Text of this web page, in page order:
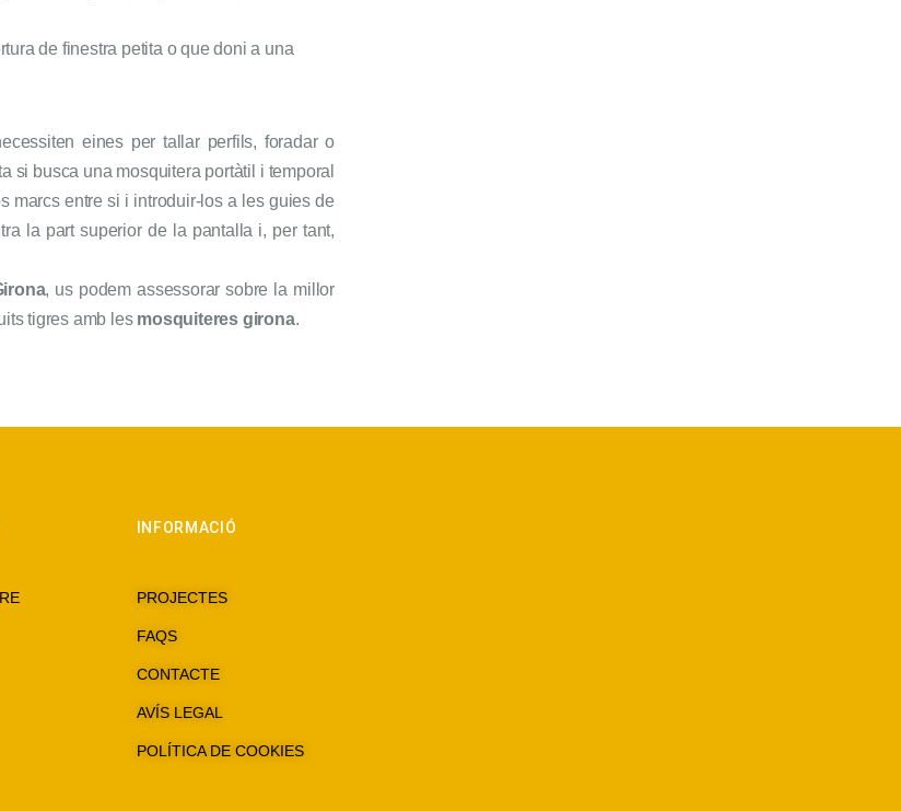
de finestra petita o que doni a una
eines per tallar perfils, foradar o
si busca una mosquitera portàtil i temporal
marcs entre si i introduir-los a les guies de
la part superior de la pantalla i, per tant,
, us podem assessorar sobre la millor
tigres amb lesmosquiteres girona.
INFORMACIÓ
PROJECTES
FAQS
CONTACTE
AVÍS LEGAL
POLÍTICA DE COOKIES